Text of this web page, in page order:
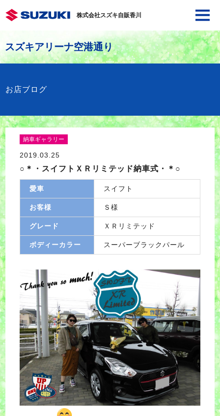
株式会社スズキ自販香川
スズキアリーナ空港通り
お店ブログ
納車ギャラリー
2019.03.25
○＊・スイフトＸＲリミテッド納車式・＊○
愛車 スイフト
お客様 Ｓ様
グレード ＸＲリミテッド
ボディーカラー スーパーブラックパール